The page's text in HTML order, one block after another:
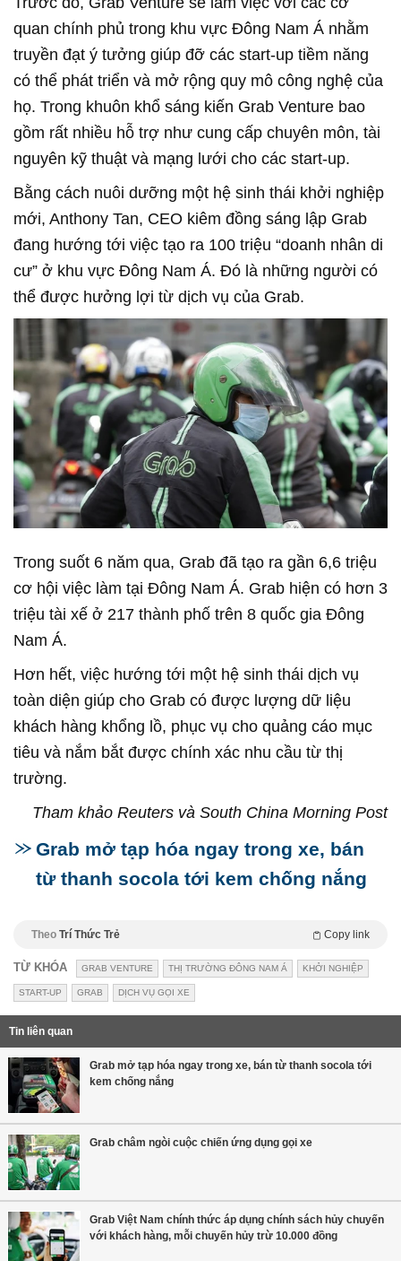
quan chính phủ trong khu vực Đông Nam Á nhằm
truyền đạt ý tưởng giúp đỡ các start-up tiềm năng
có thể phát triển và mở rộng quy mô công nghệ của
họ. Trong khuôn khổ sáng kiến Grab Venture bao
gồm rất nhiều hỗ trợ như cung cấp chuyên môn, tài
nguyên kỹ thuật và mạng lưới cho các start-up.
Bằng cách nuôi dưỡng một hệ sinh thái khởi nghiệp
mới, Anthony Tan, CEO kiêm đồng sáng lập Grab
đang hướng tới việc tạo ra 100 triệu “doanh nhân di
cư” ở khu vực Đông Nam Á. Đó là những người có
thể được hưởng lợi từ dịch vụ của Grab.
Trong suốt 6 năm qua, Grab đã tạo ra gần 6,6 triệu
cơ hội việc làm tại Đông Nam Á. Grab hiện có hơn 3
triệu tài xế ở 217 thành phố trên 8 quốc gia Đông
Nam Á.
Hơn hết, việc hướng tới một hệ sinh thái dịch vụ
toàn diện giúp cho Grab có được lượng dữ liệu
khách hàng khổng lồ, phục vụ cho quảng cáo mục
tiêu và nắm bắt được chính xác nhu cầu từ thị
trường.
Tham khảo Reuters và South China Morning Post
Grab mở tạp hóa ngay trong xe, bán
từ thanh socola tới kem chống nắng
Theo Trí Thức Trẻ Copy link
TỪ KHÓA GRAB VENTURE THỊ TRƯỜNG ĐÔNG NAM Á KHỞI NGHIỆP
START-UP GRAB DỊCH VỤ GỌI XE
Tin liên quan
Grab mở tạp hóa ngay trong xe, bán từ thanh socola tới
kem chống nắng
Grab châm ngòi cuộc chiến ứng dụng gọi xe
Grab Việt Nam chính thức áp dụng chính sách hủy chuyến
với khách hàng, mỗi chuyến hủy trừ 10.000 đồng